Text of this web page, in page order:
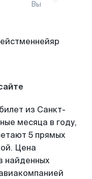
Вы
из Санкт-
месяца в году,
5 прямых
Цена
найденных